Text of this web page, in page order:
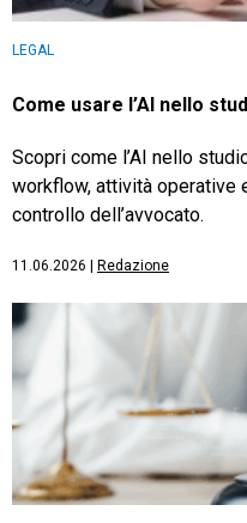
LEGAL
Come usare l’AI nello
Scopri come l’AI nello
workflow, attività operative
controllo dell’avvocato.
11.06.2026 Redazione